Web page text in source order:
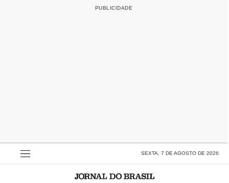
SEXTA, 7 DE AGOSTO DE 2026